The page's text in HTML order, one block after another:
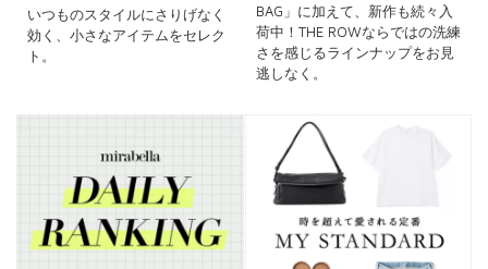
いつものスタイルにさりげなく
効く、小さなアイテムをセレク
ト。
BAG」に加えて、新作も続々入
荷中！THE ROWならではの洗練
さを感じるラインナップをお見
逃しなく。